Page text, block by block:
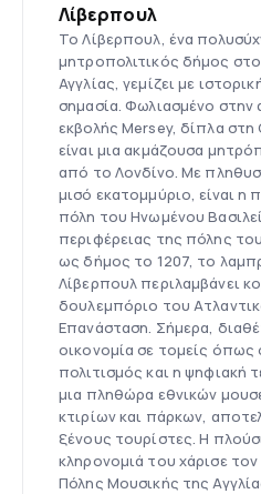
Λίβερπουλ
Το Λίβερπουλ, ένα
μητροπολιτικός δήμος
Αγγλίας, γεμίζει με
σημασία. Φωλιασμένο στην
εκβολής Mersey, δίπλα στη
είναι μια ακμάζουσα
από το Λονδίνο. Με
μισό εκατομμύριο, είναι η
πόλη του Ηνωμένου
περιφέρειας της πόλης
ως δήμος το 1207, το
Λίβερπουλ περιλαμβάνει
δουλεμπόριο του
Επανάσταση. Σήμερα,
οικονομία σε τομείς όπως
πολιτισμός και η ψηφιακή
μια πληθώρα εθνικών
κτιρίων και πάρκων,
ξένους τουρίστες. Η
κληρονομιά του χάρισε
Πόλης Μουσικής της